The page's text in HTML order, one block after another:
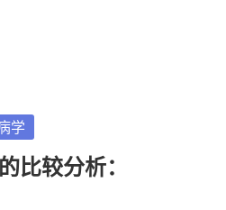
学
比较分析：